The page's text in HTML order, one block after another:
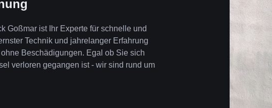
Goßmar ist Ihr Experte für schnelle und
Technik und jahrelanger Erfahrung
Beschädigungen. Egal ob Sie sich
verloren gegangen ist - wir sind rund um